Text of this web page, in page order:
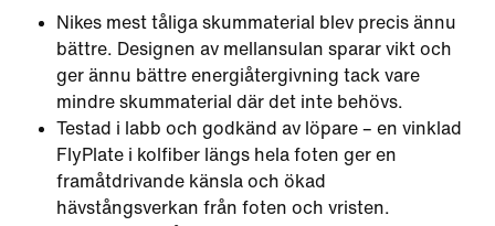
Nikes mest tåliga skummaterial blev precis ännu
bättre. Designen av mellansulan sparar vikt och
ger ännu bättre energiåtergivning tack vare
mindre skummaterial där det inte behövs.
Testad i labb och godkänd av löpare – en vinklad
FlyPlate i kolfiber längs hela foten ger en
framåtdrivande känsla och ökad
hävstångsverkan från foten och vristen.